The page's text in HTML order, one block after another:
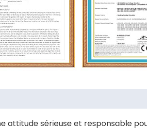
attitude sérieuse et responsable